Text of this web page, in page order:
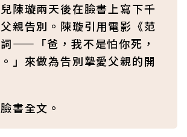
陳璇兩天後在臉書上寫下千
親告別。陳璇引用電影《范
——「爸，我不是怕你死，
」來做為告別摯愛父親的開
書全文。